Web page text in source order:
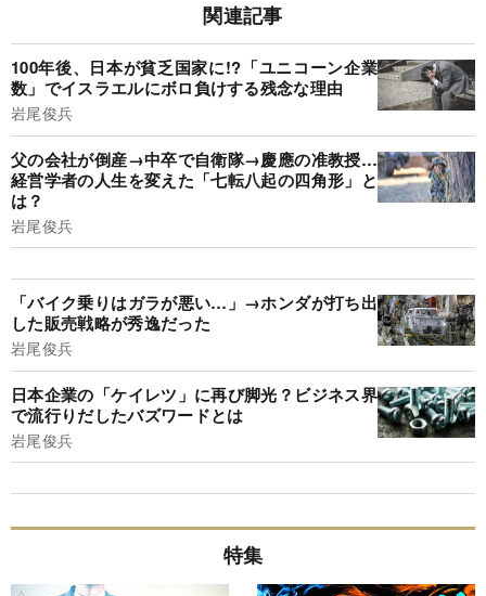
関連記事
100年後、日本が貧乏国家に!?「ユニコーン企業
数」でイスラエルにボロ負けする残念な理由
岩尾俊兵
父の会社が倒産→中卒で自衛隊→慶應の准教授…
経営学者の人生を変えた「七転八起の四角形」と
は？
岩尾俊兵
「バイク乗りはガラが悪い…」→ホンダが打ち出
した販売戦略が秀逸だった
岩尾俊兵
日本企業の「ケイレツ」に再び脚光？ビジネス界
で流行りだしたバズワードとは
岩尾俊兵
特集